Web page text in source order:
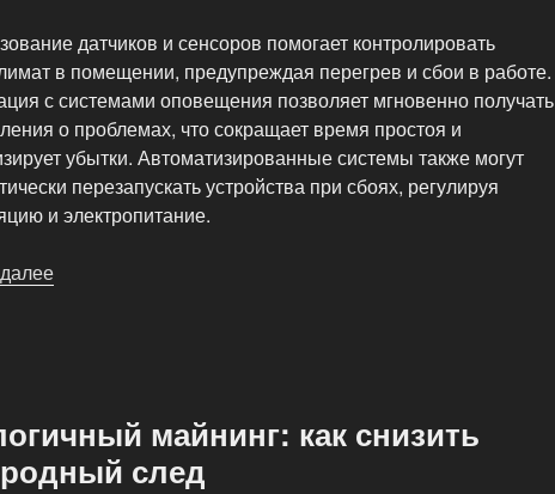
датчиков и сенсоров помогает контролировать
в помещении, предупреждая перегрев и сбои в работе.
с системами оповещения позволяет мгновенно получать
о проблемах, что сокращает время простоя и
убытки. Автоматизированные системы также могут
перезапускать устройства при сбоях, регулируя
и электропитание.
майнинг: как снизить
след